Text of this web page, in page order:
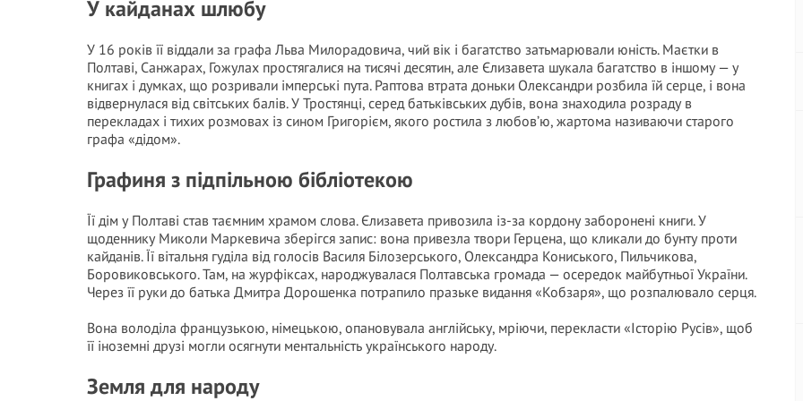
У кайданах шлюбу
У 16 років її віддали за графа Льва Милорадовича, чий вік і багатство затьмарювали юність. Маєтки в
Полтаві, Санжарах, Гожулах простягалися на тисячі десятин, але Єлизавета шукала багатство в іншому — у
книгах і думках, що розривали імперські пута. Раптова втрата доньки Олександри розбила їй серце, і вона
відвернулася від світських балів. У Тростянці, серед батьківських дубів, вона знаходила розраду в
перекладах і тихих розмовах із сином Григорієм, якого ростила з любов’ю, жартома називаючи старого
графа «дідом».
Графиня з підпільною бібліотекою
Її дім у Полтаві став таємним храмом слова. Єлизавета привозила із-за кордону заборонені книги. У
щоденнику Миколи Маркевича зберігся запис: вона привезла твори Герцена, що кликали до бунту проти
кайданів. Її вітальня гуділа від голосів Василя Білозерського, Олександра Кониського, Пильчикова,
Боровиковського. Там, на журфіксах, народжувалася Полтавська громада — осередок майбутньої України.
Через її руки до батька Дмитра Дорошенка потрапило празьке видання «Кобзаря», що розпалювало серця.
Вона володіла французькою, німецькою, опановувала англійську, мріючи, перекласти «Історію Русів», щоб
її іноземні друзі могли осягнути ментальність українського народу.
Земля для народу